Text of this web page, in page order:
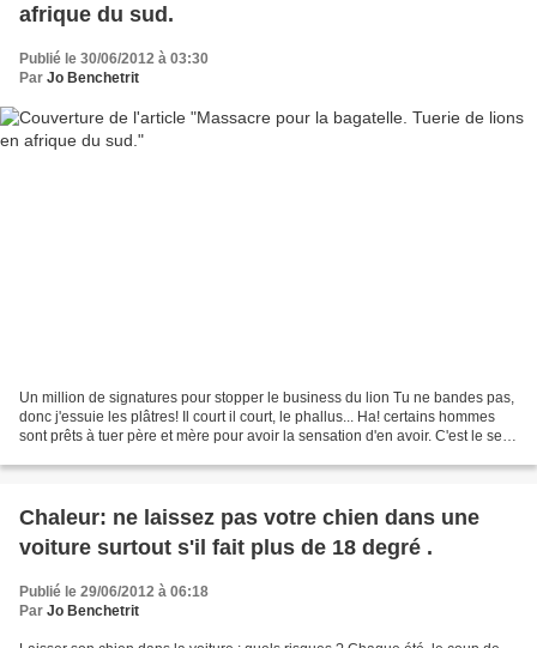
afrique du sud.
Publié le 30/06/2012 à 03:30
Par Jo Benchetrit
Un million de signatures pour stopper le business du lion Tu ne bandes pas,
donc j'essuie les plâtres! Il court il court, le phallus... Ha! certains hommes
sont prêts à tuer père et mère pour avoir la sensation d'en avoir. C'est le sexe
Chaleur: ne laissez pas votre chien dans une
voiture surtout s'il fait plus de 18 degré .
Publié le 29/06/2012 à 06:18
Par Jo Benchetrit